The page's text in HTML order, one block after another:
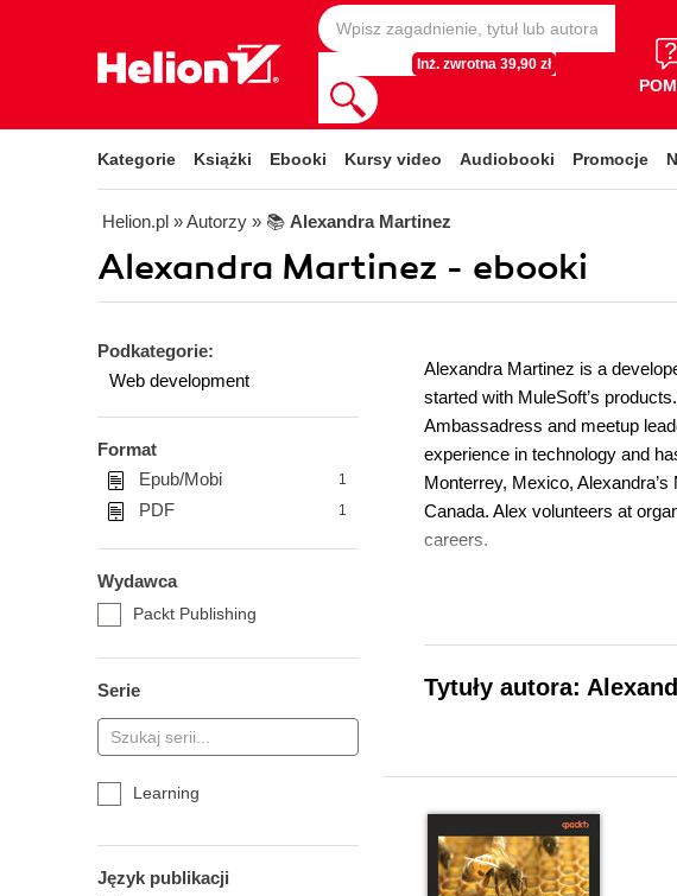
Inż. zwrotna 39,90 zł
Kategorie Książki Ebooki Kursy video Audiobooki Promocje
Helion.pl » Autorzy » 📚 Alexandra Martinez
Alexandra Martinez - ebooki
Podkategorie:
Web development
Format
Epub/Mobi
1
PDF 1
Wydawca
Packt Publishing
Serie
Learning
Język publikacji
Alexandra Martinez is a
started with MuleSoft’s
Ambassadress and meetup
experience in technology and
Monterrey, Mexico,
Canada. Alex volunteers at
careers.
Tytuły autora: